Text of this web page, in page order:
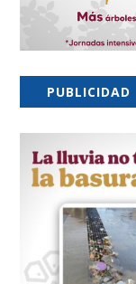
PUBLICIDAD